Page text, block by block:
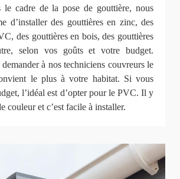
le cadre de la pose de gouttière, nous
d’installer des gouttières en zinc, des
des gouttières en bois, des gouttières
selon vos goûts et votre budget.
demander à nos techniciens couvreurs le
le plus à votre habitat. Si vous
l’idéal est d’opter pour le PVC. Il y
couleur et c’est facile à installer.